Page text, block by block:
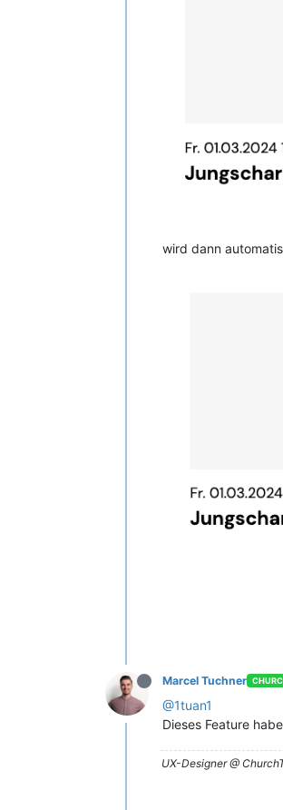
wird dann
Marcel Tuchner
@1tuan1
Dieses Feature
UX-Designer @